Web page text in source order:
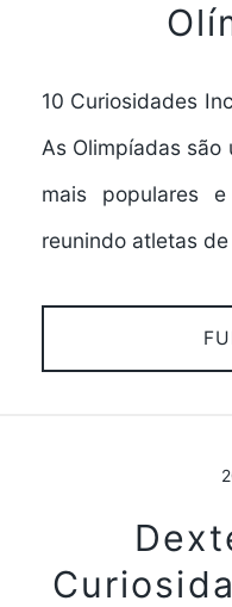
10 Curiosidades
As Olimpíadas
mais populares
reunindo atletas